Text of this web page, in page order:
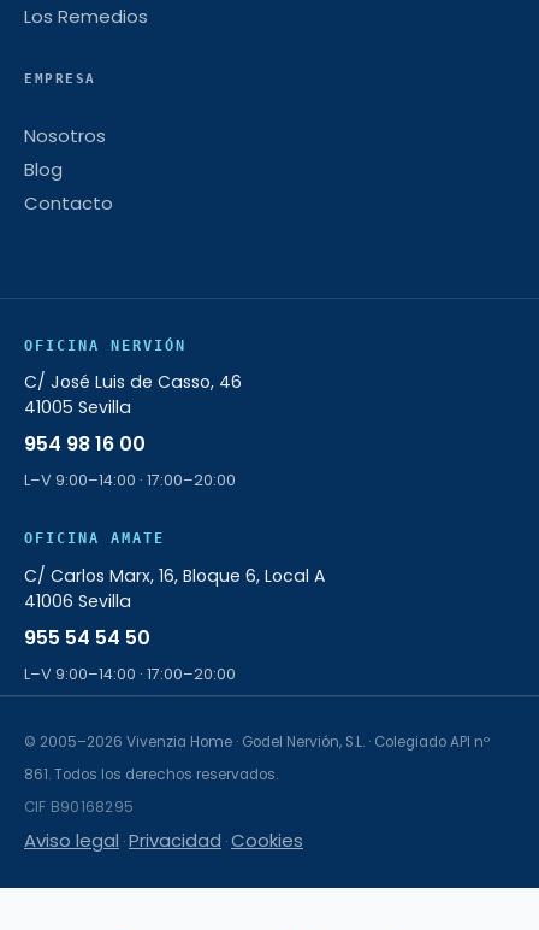
Los Remedios
EMPRESA
Nosotros
Blog
Contacto
OFICINA NERVIÓN
C/ José Luis de Casso, 46
41005 Sevilla
954 98 16 00
L–V 9:00–14:00 · 17:00–20:00
OFICINA AMATE
C/ Carlos Marx, 16, Bloque 6, Local A
41006 Sevilla
955 54 54 50
L–V 9:00–14:00 · 17:00–20:00
© 2005–2026 Vivenzia Home · Godel Nervión, S.L. · Colegiado API nº
861. Todos los derechos reservados.
CIF B90168295
Aviso legal ·Privacidad ·Cookies